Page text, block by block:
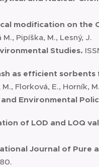
modification on the
Pipíška, M., Lesný, J.
Studies.
as efficient sorbents
Florková, E., Horník,
Environmental
of LOD and LOQ
Journal of Pure